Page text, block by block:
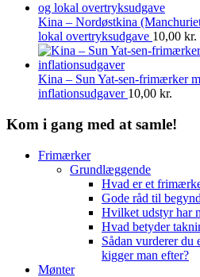
Kina – Nordøstkina
lokal overtryksudgave 10,00 kr.
Kina – Sun Yat-sen-frimærker
inflationsudgaver 10,00 kr.
Kom i gang med at samle!
Frimærker
Grundlæggende
Hvad er et
Gode råd til
Hvilket udstyr har
Hvad betyder
Sådan vurderer
kigger man efter?
Mønter